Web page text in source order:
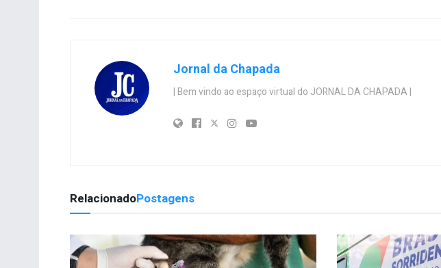
Jornal da Chapada
| Bem vindo ao espaço virtual do JORNAL DA CHAPADA |
RelacionadoPostagens